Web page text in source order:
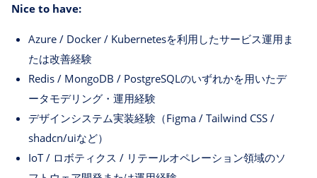
Nice to have:
Azure / Docker / Kubernetesを利用したサービス運用ま
たは改善経験
Redis / MongoDB / PostgreSQLのいずれかを用いたデ
ータモデリング・運用経験
デザインシステム実装経験（Figma / Tailwind CSS /
shadcn/uiなど）
IoT / ロボティクス / リテールオペレーション領域のソ